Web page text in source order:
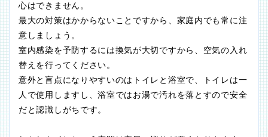
心はできません。
最大の対策はかからないことですから、家庭内でも常に注
意しましょう。
室内感染を予防するには換気が大切ですから、空気の入れ
替えを行ってください。
意外と盲点になりやすいのはトイレと浴室で、トイレは一
人で使用しますし、浴室ではお湯で汚れを落とすので安全
だと認識しがちです。